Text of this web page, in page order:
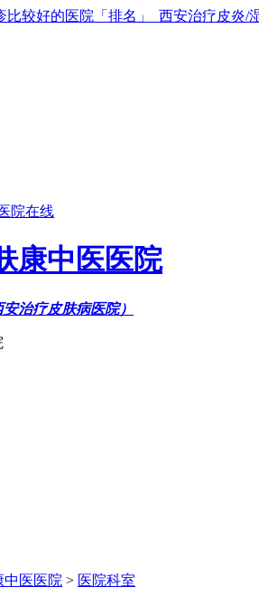
院在线
康中医医院
治疗皮肤病医院）
中医医院 > 医院科室